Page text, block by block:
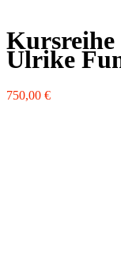
Kursreihe
Ulrike
750,00 €